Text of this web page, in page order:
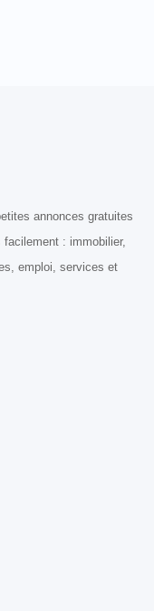
annonces gratuites
: immobilier,
emploi, services et